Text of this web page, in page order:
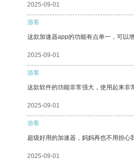
2025-09-01
游客
这款加速器app的功能有点单一，可以
2025-09-01
游客
这款软件的功能非常强大，使用起来非
2025-09-01
游客
超级好用的加速器，妈妈再也不用担心
2025-09-01